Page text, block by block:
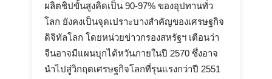
ผลิตชิปขั้นสูงคิดเป็น 90-97% ของอุปทานทั่ว
โลก ยังคงเป็นจุดเปราะบางสำคัญของเศรษฐกิจ
ดิจิทัลโลก โดยหน่วยข่าวกรองสหรัฐฯ เตือนว่า
จีนอาจมีแผนบุกไต้หวันภายในปี 2570 ซึ่งอาจ
นำไปสู่วิกฤตเศรษฐกิจโลกที่รุนแรงกว่าปี 2551